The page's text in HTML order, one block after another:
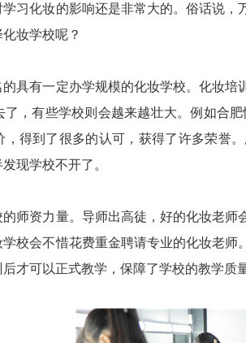
化妆的影响还是非常大的。俗话说，
妆学校呢？
有一定办学规模的化妆学校。化妆培
了，有些学校则会越来越壮大。例如合
，得到了很多的认可，获得了许多荣誉
现学校不开了。
资力量。导师出高徒，好的化妆老师
校会不惜花费重金聘请专业的化妆老
才可以正式教学，保障了学校的教学质量